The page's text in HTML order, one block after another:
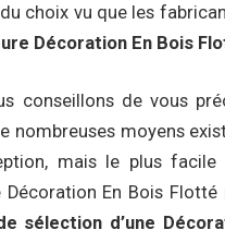
du choix vu que les
Décoration En Bois
conseillons de vous
nombreuses moyens
mais le plus
En Bois
sélection d’une